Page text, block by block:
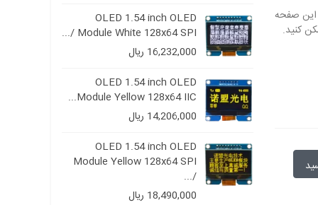
Module
OLED 1.54 inch OLED
Module White 128x64 SPI /...
16,232,000 ریال
OLED 1.54 inch OLED
Module Yellow 128x64 IIC...
14,206,000 ریال
OLED 1.54 inch OLED
Module Yellow 128x64 SPI
/...
18,490,000 ریال